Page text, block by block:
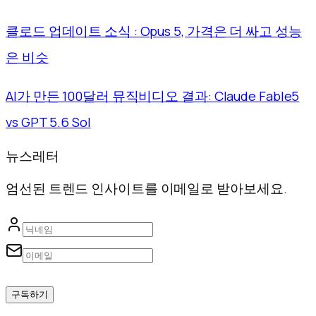
클로드 업데이트 소식 : Opus 5, 가격은 더 싸고 성능
은 비슷
AI가 만든 100달러 뮤직비디오 결과: Claude Fable5
vs GPT 5.6 Sol
뉴스레터
엄선된 트렌드 인사이트를 이메일로 받아보세요.
구독하기